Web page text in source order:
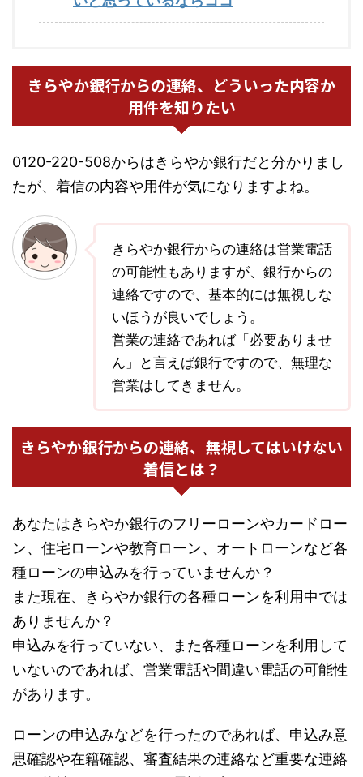
きらやか銀行からの連絡、どういった内容か
用件を知りたい
0120-220-508からはきらやか銀行だと分かりまし
たが、着信の内容や用件が気になりますよね。
きらやか銀行からの連絡は営業電話
の可能性もありますが、銀行からの
連絡ですので、基本的には無視しな
いほうが良いでしょう。
営業の連絡であれば「必要ありませ
ん」と言えば銀行ですので、無理な
営業はしてきません。
きらやか銀行からの連絡、無視してはいけない
着信とは？
あなたはきらやか銀行のフリーローンやカードロー
ン、住宅ローンや教育ローン、オートローンなど各
種ローンの申込みを行っていませんか？
また現在、きらやか銀行の各種ローンを利用中では
ありませんか？
申込みを行っていない、また各種ローンを利用して
いないのであれば、営業電話や間違い電話の可能性
があります。
ローンの申込みなどを行ったのであれば、申込み意
思確認や在籍確認、審査結果の連絡など重要な連絡